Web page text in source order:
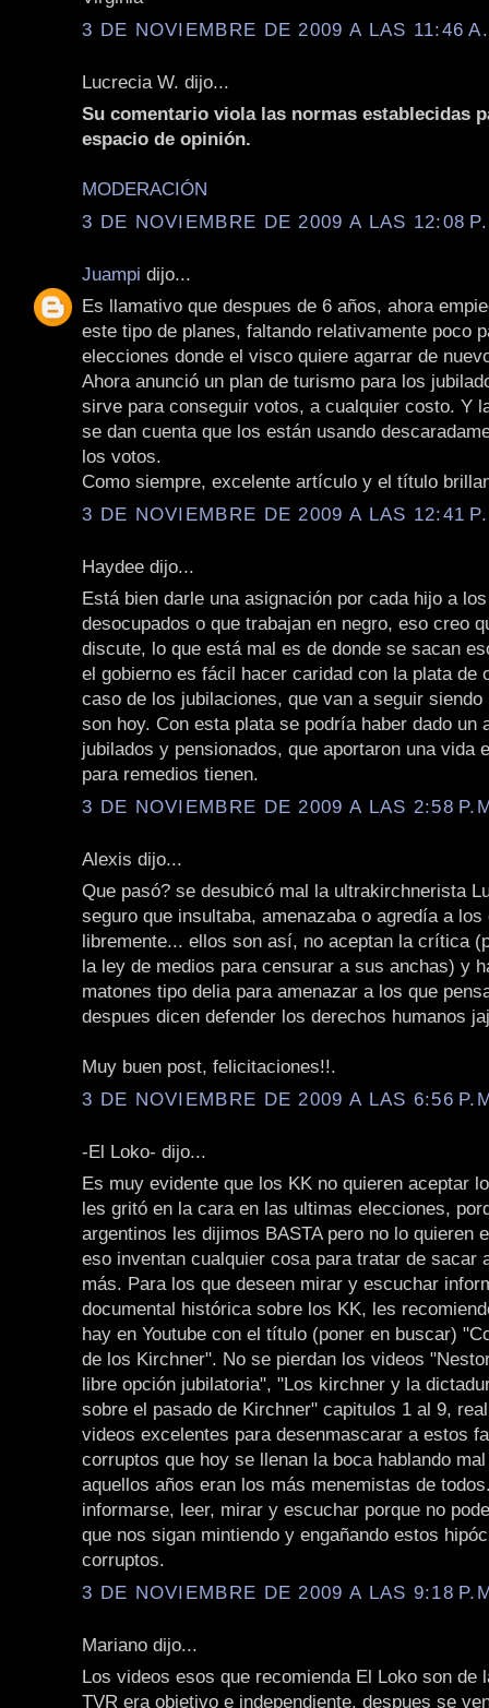
3 DE NOVIEMBRE DE 2009 A LAS 11:46
Lucrecia W. dijo...
Su comentario viola las normas establecidas
espacio de opinión.
MODERACIÓN
3 DE NOVIEMBRE DE 2009 A LAS 12:08
Juampi dijo...
Es llamativo que despues de 6 años, ahora
este tipo de planes, faltando relativamente poco
elecciones donde el visco quiere agarrar de
Ahora anunció un plan de turismo para los
sirve para conseguir votos, a cualquier costo. Y
se dan cuenta que los están usando
los votos.
Como siempre, excelente artículo y el título
3 DE NOVIEMBRE DE 2009 A LAS 12:41
Haydee dijo...
Está bien darle una asignación por cada hijo a
desocupados o que trabajan en negro, eso creo
discute, lo que está mal es de donde se sacan
el gobierno es fácil hacer caridad con la plata de
caso de los jubilaciones, que van a seguir siendo
son hoy. Con esta plata se podría haber dado un
jubilados y pensionados, que aportaron una vida
para remedios tienen.
3 DE NOVIEMBRE DE 2009 A LAS 2:58
Alexis dijo...
Que pasó? se desubicó mal la ultrakirchnerista
seguro que insultaba, amenazaba o agredía a los
libremente... ellos son así, no aceptan la crítica
la ley de medios para censurar a sus anchas) y
matones tipo delia para amenazar a los que
despues dicen defender los derechos humanos
Muy buen post, felicitaciones!!.
3 DE NOVIEMBRE DE 2009 A LAS 6:56
-El Loko- dijo...
Es muy evidente que los KK no quieren aceptar
les gritó en la cara en las ultimas elecciones,
argentinos les dijimos BASTA pero no lo quieren
eso inventan cualquier cosa para tratar de sacar
más. Para los que deseen mirar y escuchar
documental histórica sobre los KK, les
hay en Youtube con el título (poner en buscar)
de los Kirchner". No se pierdan los videos
libre opción jubilatoria", "Los kirchner y la
sobre el pasado de Kirchner" capitulos 1 al 9,
videos excelentes para desenmascarar a estos
corruptos que hoy se llenan la boca hablando
aquellos años eran los más menemistas de
informarse, leer, mirar y escuchar porque no
que nos sigan mintiendo y engañando estos
corruptos.
3 DE NOVIEMBRE DE 2009 A LAS 9:18
Mariano dijo...
Los videos esos que recomienda El Loko son de
TVR era objetivo e independiente, despues se